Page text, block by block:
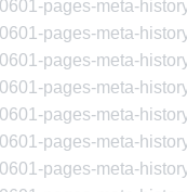
pages-meta-
pages-meta-
pages-meta-
pages-meta-
pages-meta-
pages-meta-
pages-meta-